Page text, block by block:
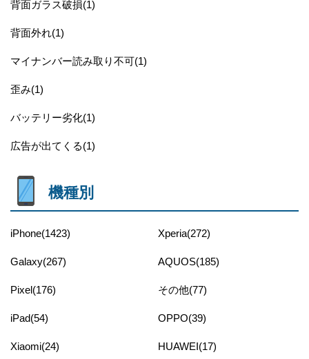
背面ガラス破損(1)
背面外れ(1)
マイナンバー読み取り不可(1)
歪み(1)
バッテリー劣化(1)
広告が出てくる(1)
機種別
iPhone(1423) Xperia(272)
Galaxy(267) AQUOS(185)
Pixel(176) その他(77)
iPad(54) OPPO(39)
Xiaomi(24) HUAWEI(17)